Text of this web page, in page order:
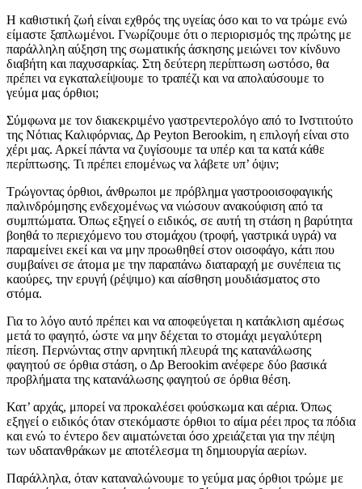
Η καθιστική ζωή είναι εχθρός της υγείας όσο και το να τρώμε ενώ
είμαστε ξαπλωμένοι. Γνωρίζουμε ότι ο περιορισμός της πρώτης με
παράλληλη αύξηση της σωματικής άσκησης μειώνει τον κίνδυνο
διαβήτη και παχυσαρκίας. Στη δεύτερη περίπτωση ωστόσο, θα
πρέπει να εγκαταλείψουμε το τραπέζι και να απολαύσουμε το
γεύμα μας όρθιοι;
Σύμφωνα με τον διακεκριμένο γαστρεντερολόγο από το Ινστιτούτο
της Νότιας Καλιφόρνιας, Δρ Peyton Berookim, η επιλογή είναι στο
χέρι μας. Αρκεί πάντα να ζυγίσουμε τα υπέρ και τα κατά κάθε
περίπτωσης. Τι πρέπει επομένως να λάβετε υπ’ όψιν;
Τρώγοντας όρθιοι, άνθρωποι με πρόβλημα γαστροοισοφαγικής
παλινδρόμησης ενδεχομένως να νιώσουν ανακούφιση από τα
συμπτώματα. Όπως εξηγεί ο ειδικός, σε αυτή τη στάση η βαρύτητα
βοηθά το περιεχόμενο του στομάχου (τροφή, γαστρικά υγρά) να
παραμείνει εκεί και να μην προωθηθεί στον οισοφάγο, κάτι που
συμβαίνει σε άτομα με την παραπάνω διαταραχή με συνέπεια τις
καούρες, την ερυγή (ρέψιμο) και αίσθηση μουδιάσματος στο
στόμα.
Για το λόγο αυτό πρέπει και να αποφεύγεται η κατάκλιση αμέσως
μετά το φαγητό, ώστε να μην δέχεται το στομάχι μεγαλύτερη
πίεση. Περνώντας στην αρνητική πλευρά της κατανάλωσης
φαγητού σε όρθια στάση, ο Δρ Berookim ανέφερε δύο βασικά
προβλήματα της κατανάλωσης φαγητού σε όρθια θέση.
Κατ’ αρχάς, μπορεί να προκαλέσει φούσκωμα και αέρια. Όπως
εξηγεί ο ειδικός όταν στεκόμαστε όρθιοι το αίμα ρέει προς τα πόδια
και ενώ το έντερο δεν αιματώνεται όσο χρειάζεται για την πέψη
των υδατανθράκων με αποτέλεσμα τη δημιουργία αερίων.
Παράλληλα, όταν καταναλώνουμε το γεύμα μας όρθιοι τρώμε με